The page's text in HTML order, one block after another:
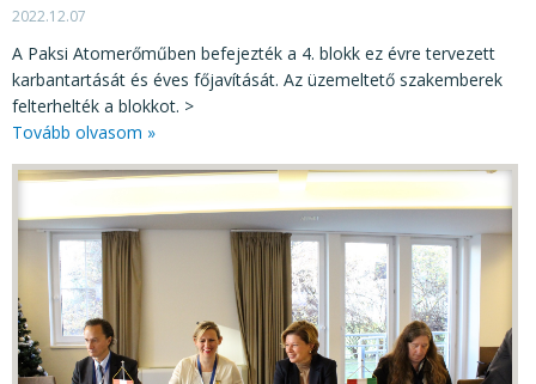
2022.12.07
A Paksi Atomerőműben befejezték a 4. blokk ez évre tervezett
karbantartását és éves főjavítását. Az üzemeltető szakemberek
felterhelték a blokkot. >
Tovább olvasom »